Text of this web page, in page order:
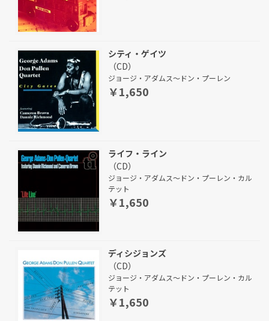
シティ・ゲイツ
（CD）
ジョージ・アダムス～ドン・プーレン
￥1,650
ライフ・ライン
（CD）
ジョージ・アダムス～ドン・プーレン・カル
テット
￥1,650
ディシジョンズ
（CD）
ジョージ・アダムス～ドン・プーレン・カル
テット
￥1,650